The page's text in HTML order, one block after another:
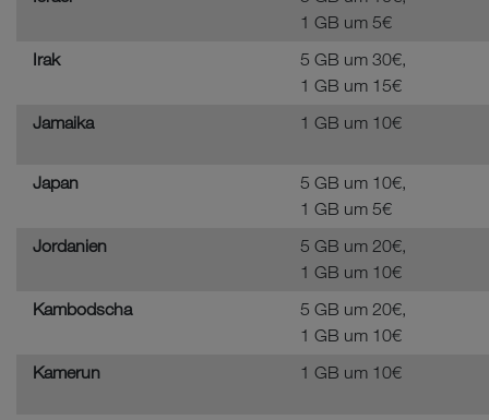
1 GB um 5€
Irak
5 GB um 30€,
1 GB um 15€
Jamaika
1 GB um 10€
Japan
5 GB um 10€,
1 GB um 5€
Jordanien
5 GB um 20€,
1 GB um 10€
Kambodscha
5 GB um 20€,
1 GB um 10€
Kamerun
1 GB um 10€